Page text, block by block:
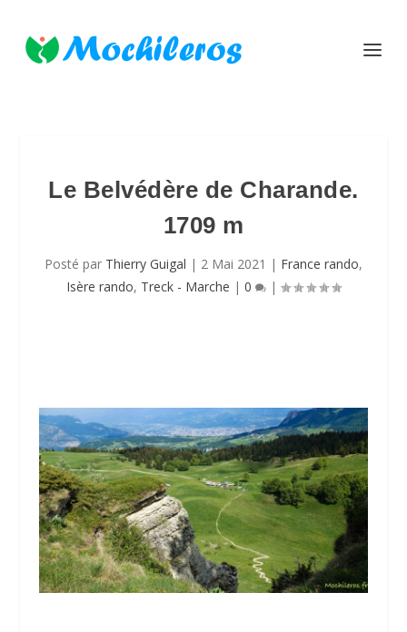
Le Belvédère de Charande.
1709 m
Posté par Thierry Guigal | 2 Mai 2021 | France rando,
Isère rando, Treck - Marche | 0 |